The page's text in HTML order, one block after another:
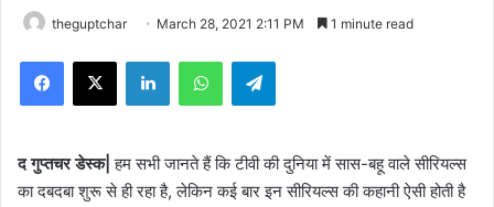
theguptchar March 28, 2021 2:11 PM 1 minute read
द गुप्तचर डेस्क|हम सभी जानते हैं कि टीवी की दुनिया में सास-बहू वाले सीरियल्स
का दबदबा शुरू से ही रहा है, लेकिन कई बार इन सीरियल्स की कहानी ऐसी होती है